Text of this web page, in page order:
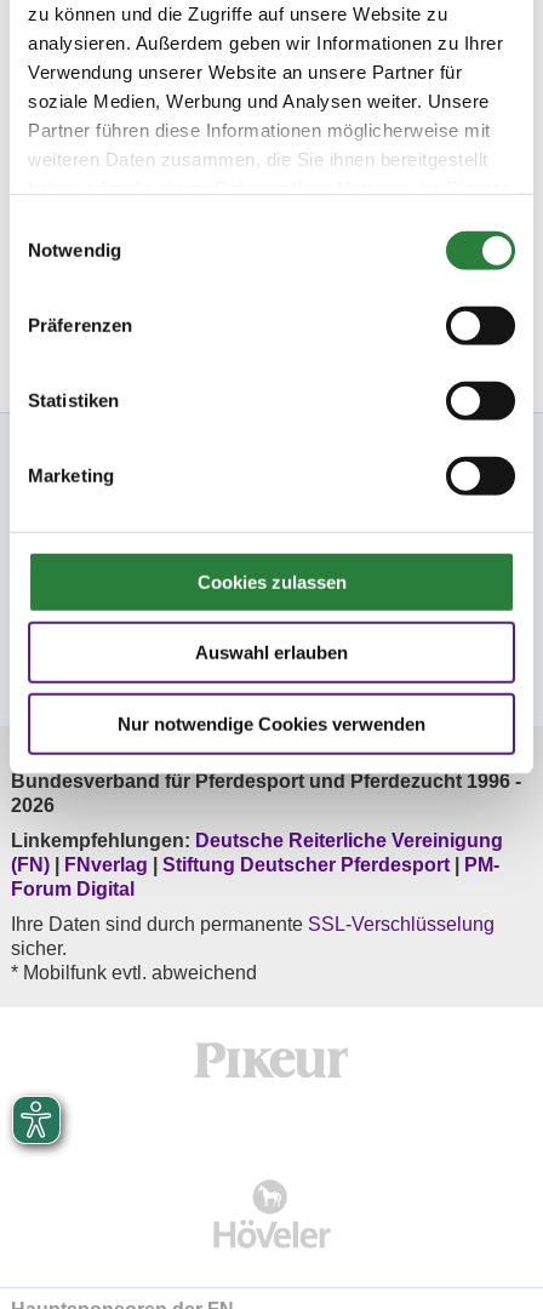
zu können und die Zugriffe auf unsere Website zu
analysieren. Außerdem geben wir Informationen zu Ihrer
Verwendung unserer Website an unsere Partner für
soziale Medien, Werbung und Analysen weiter. Unsere
Partner führen diese Informationen möglicherweise mit
weiteren Daten zusammen, die Sie ihnen bereitgestellt
Notwendig
Präferenzen
Statistiken
Marketing
Cookies zulassen
Auswahl erlauben
Nur notwendige Cookies verwenden
Sa. von 9:00 bis 15:00 Uhr
oder senden Sie uns eineE-Mail
Fragen und Antworten
Unsere Onlinehilfe bietet IhnenAntworten zu den häufigsten
Startbereitschaft.online
online erklären.
FNverlag
Folge uns
© Deutsche Reiterliche Vereinigung e.V. -
Bundesverband für Pferdesport und Pferdezucht 1996 -
2026
Linkempfehlungen: Deutsche Reiterliche Vereinigung
(FN)
FNverlag Stiftung Deutscher Pferdesport
PM-
Forum Digital
Ihre Daten sind durch permanente SSL-Verschlüsselung
sicher.
* Mobilfunk evtl. abweichend